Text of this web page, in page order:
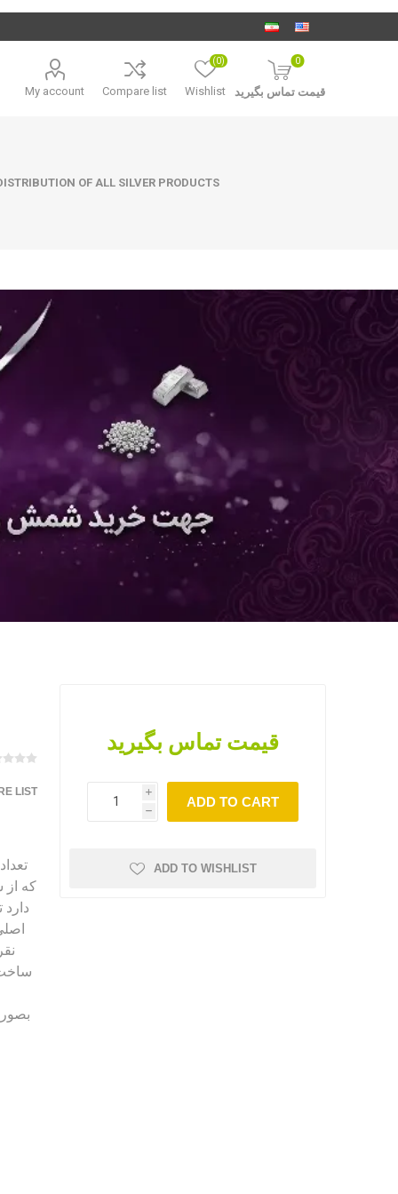
My account Compare list Wishlist
(0) 0
قیمت تماس بگیرید
OF ALL SILVER PRODUCTS
LIST
قیمت تماس بگیرید
i
h
ADD TO CART
ADD TO WISHLIST